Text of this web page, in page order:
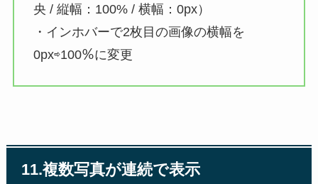
央 / 縦幅：100% / 横幅：0px）
・インホバーで2枚目の画像の横幅を
0px⇨100％に変更
11.複数写真が連続で表示